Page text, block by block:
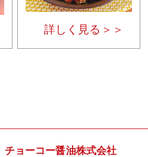
詳しく見る＞＞
チョーコー醤油株式会社